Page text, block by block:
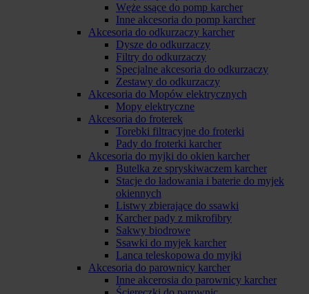
Węże ssące do pomp karcher
Inne akcesoria do pomp karcher
Akcesoria do odkurzaczy karcher
Dysze do odkurzaczy
Filtry do odkurzaczy
Specjalne akcesoria do odkurzaczy
Zestawy do odkurzaczy
Akcesoria do Mopów elektrycznych
Mopy elektryczne
Akcesoria do froterek
Torebki filtracyjne do froterki
Pady do froterki karcher
Akcesoria do myjki do okien karcher
Butelka ze spryskiwaczem karcher
Stacje do ładowania i baterie do myjek
okiennych
Listwy zbierające do ssawki
Karcher pady z mikrofibry
Sakwy biodrowe
Ssawki do myjek karcher
Lanca teleskopowa do myjki
Akcesoria do parownicy karcher
Inne akcerosia do parownicy karcher